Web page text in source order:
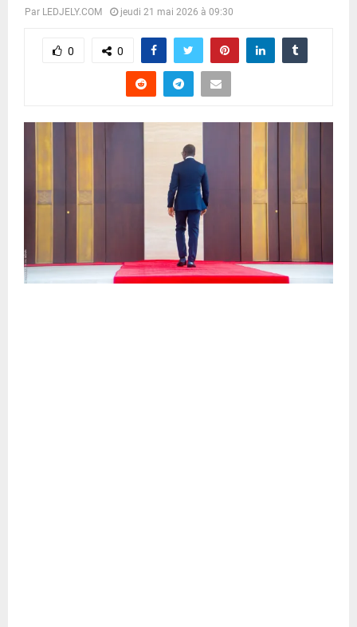
Par LEDJELY.COM jeudi 21 mai 2026 à 09:30
0 0